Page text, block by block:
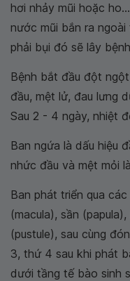
hơi nhảy mũi hoặc
nước mũi bắn ra
phải bụi đó sẽ lây
Bệnh bắt đầu đột
đầu, mệt lử, đau lưng
Sau 2 - 4 ngày, nhiệt
Ban ngứa là dấu hiệu
nhức đầu và mệt mỏi
Ban phát triển qua
(macula), sần
(pustule), sau cùng
3, thứ 4 sau khi phát
dưới tầng tế bào sinh